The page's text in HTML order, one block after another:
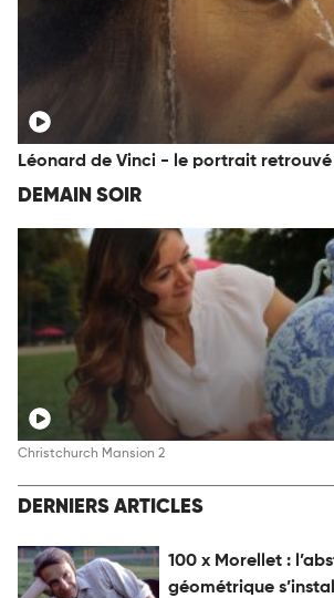
Léonard de Vinci - le portrait retrouvé
DEMAIN SOIR
Christchurch Mansion 2
DERNIERS ARTICLES
100 x Morellet :
géométrique